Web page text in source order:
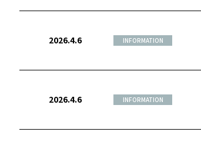
INFORMATION
2026.4.6
INFORMATION
2026.4.6